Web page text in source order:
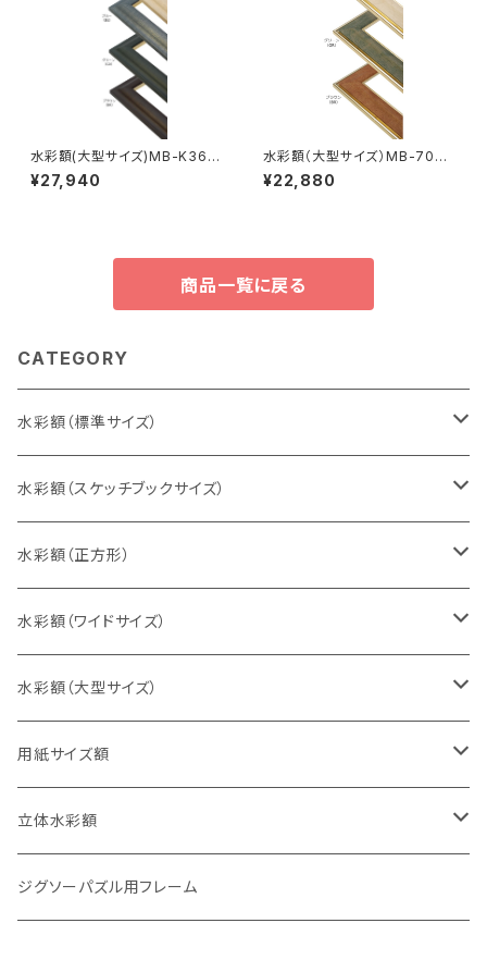
水彩額(大型サイズ)MB-K36M
特全判 780×1050ミリ
¥27,940
水彩額（大型サイズ）MB-700N
大判 660×850ミリ
¥22,880
商品一覧に戻る
CATEGORY
水彩額（標準サイズ）
インチ判（203×254ミリ）
八切判（242×303ミリ）
太子判（288×379ミリ）
四切判（348×424ミリ）
大衣判（394×509ミリ）
半切判（424×545ミリ）
三三判（455×606ミリ）
水彩額（スケッチブックサイズ）
スケッチ4Ｆ（352×443ミリ）
スケッチ6Ｆ（458×550ミリ）
スケッチ8Ｆ（520×595ミリ）
スケッチ10Ｆ（595×670ミリ）
水彩額（正方形）
10cm正方形（100×100ミリ）
15cm正方形（150×150ミリ）
20cm正方形（200×200ミリ）
25cm正方形（250×250ミリ）
30cm正方形（300×300ミリ）
水彩額（ワイドサイズ）
15×30cm
20×40cm
25×50cm
30×60cm
水彩額（大型サイズ）
大判（660×850ミリ）
MO判（693×893ミリ）
特全判（780×1050ミリ）
用紙サイズ額
B5判（182×257ミリ）
A4判（210×297ミリ）
立体水彩額
インチ判（203×254ミリ）
ジグソーパズル用フレーム